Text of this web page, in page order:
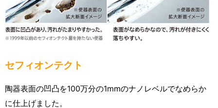
セフィオンテクト
陶器表面の凹凸を100万分の1mmのナノレベルでなめらか
に仕上げました。